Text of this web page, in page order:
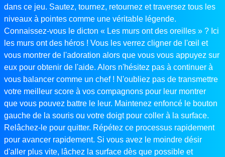
dans ce jeu. Sautez, tournez, retournez et traversez tous les
niveaux à pointes comme une véritable légende.
Connaissez-vous le dicton « Les murs ont des oreilles » ? Ici
les murs ont des héros ! Vous les verrez cligner de l'œil et
vous montrer de l'adoration alors que vous vous appuyez sur
eux pour obtenir de l'aide. Alors n'hésitez pas à continuer à
vous balancer comme un chef ! N'oubliez pas de transmettre
votre meilleur score à vos compagnons pour leur montrer
que vous pouvez battre le leur. Maintenez enfoncé le bouton
gauche de la souris ou votre doigt pour coller à la surface.
Relâchez-le pour quitter. Répétez ce processus rapidement
pour avancer rapidement. Si vous avez le moindre désir
d'aller plus vite, lâchez la surface dès que possible et